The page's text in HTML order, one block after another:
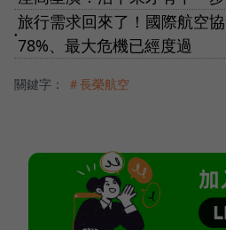
●
旅行需求回來了！國際航空
78%、最大危機已經度過
關鍵字： ＃長榮航空